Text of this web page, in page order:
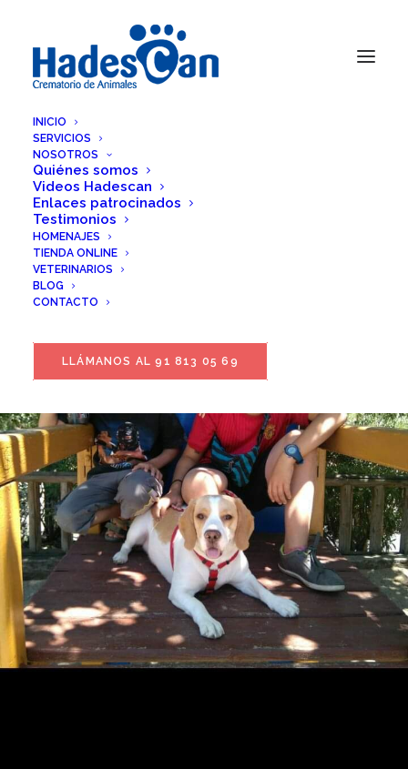
INICIO
SERVICIOS
NOSOTROS
Quiénes somos
Videos Hadescan
Enlaces patrocinados
Testimonios
HOMENAJES
TIENDA ONLINE
VETERINARIOS
BLOG
CONTACTO
LLÁMANOS AL 91 813 05 69